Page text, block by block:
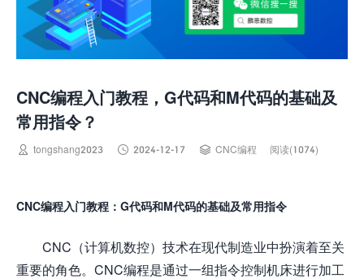
CNC编程入门教程，G代码和M代码的基础及
常用指令？
 tongshang2023  2024-12-17  CNC编程 阅读(1074)
CNC编程入门教程：G代码和M代码的基础及常用指令
CNC（计算机数控）技术在现代制造业中扮演着至关
重要的角色。CNC编程是通过一组指令控制机床进行加工